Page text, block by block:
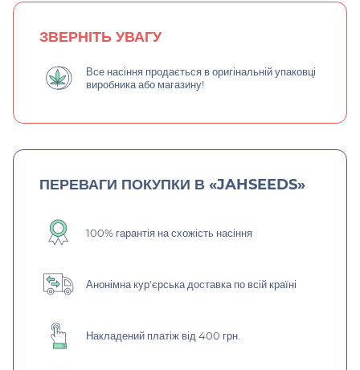
ЗВЕРНІТЬ УВАГУ
Все насіння продається в оригінальній упаковці
виробника або магазину!
ПЕРЕВАГИ ПОКУПКИ В «JAHSEEDS»
100% гарантія на схожість насіння
Анонімна кур'єрська доставка по всій країні
Накладений платіж від 400 грн.